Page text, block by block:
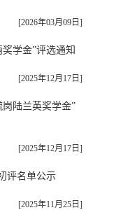
[2026年03月09日]
学金”评选通知
[2025年12月17日]
陆兰英奖学金”
[2025年12月17日]
评名单公示
[2025年11月25日]